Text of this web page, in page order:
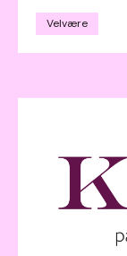
Velvære